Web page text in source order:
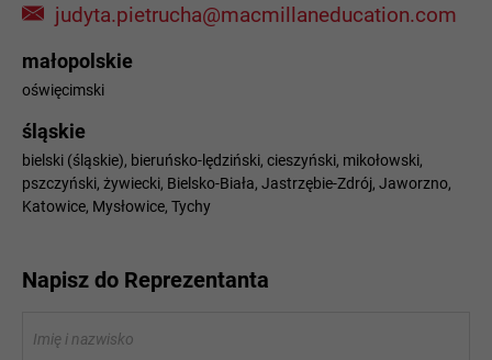
judyta.pietrucha@macmillaneducation.com
małopolskie
oświęcimski
śląskie
bielski (śląskie) bieruńsko-lędziński cieszyński mikołowski
pszczyński żywiecki Bielsko-Biała Jastrzębie-Zdrój Jaworzno
Katowice Mysłowice Tychy
Napisz do Reprezentanta
Imię i nazwisko